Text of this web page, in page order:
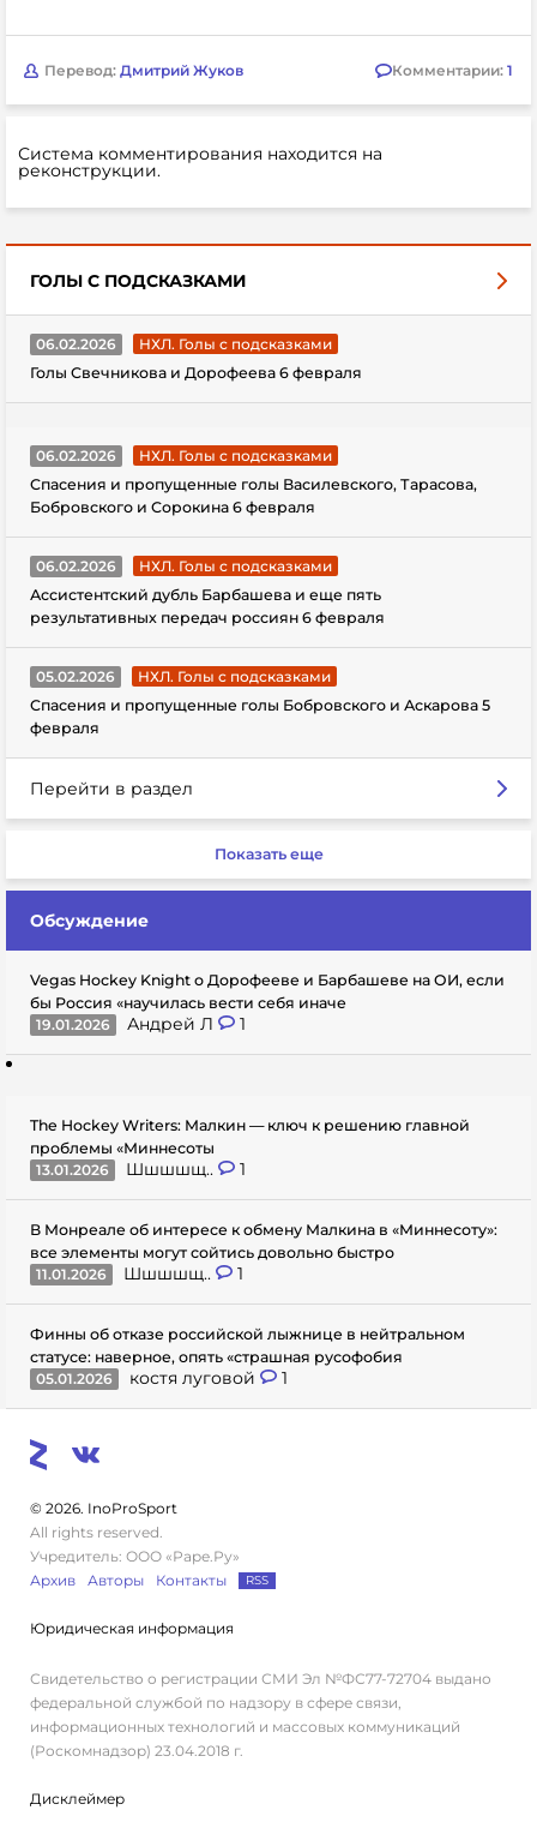
Перевод: Дмитрий Жуков Комментарии: 1
Система комментирования находится на
реконструкции.
ГОЛЫ С ПОДСКАЗКАМИ
06.02.2026
НХЛ. Голы с подсказками
Голы Свечникова и Дорофеева 6 февраля
06.02.2026
НХЛ. Голы с подсказками
Спасения и пропущенные голы Василевского, Тарасова,
Бобровского и Сорокина 6 февраля
06.02.2026
НХЛ. Голы с подсказками
Ассистентский дубль Барбашева и еще пять
результативных передач россиян 6 февраля
05.02.2026
НХЛ. Голы с подсказками
Спасения и пропущенные голы Бобровского и Аскарова 5
февраля
Перейти в раздел
Показать еще
Обсуждение
Vegas Hockey Knight о Дорофееве и Барбашеве на ОИ, если
бы Россия «научилась вести себя иначе
19.01.2026
Андрей Л 1
The Hockey Writers: Малкин — ключ к решению главной
проблемы «Миннесоты
13.01.2026
Шшшшщ.. 1
В Монреале об интересе к обмену Малкина в «Миннесоту»:
все элементы могут сойтись довольно быстро
11.01.2026
Шшшшщ.. 1
Финны об отказе российской лыжнице в нейтральном
статусе: наверное, опять «страшная русофобия
05.01.2026
костя луговой 1
© 2026. InoProSport
All rights reserved.
Учредитель: ООО «Раре.Ру»
Архив
Авторы Контакты RSS
Юридическая информация
Свидетельство о регистрации СМИ Эл №ФС77-72704 выдано
федеральной службой по надзору в сфере связи,
информационных технологий и массовых коммуникаций
(Роскомнадзор) 23.04.2018 г.
Дисклеймер